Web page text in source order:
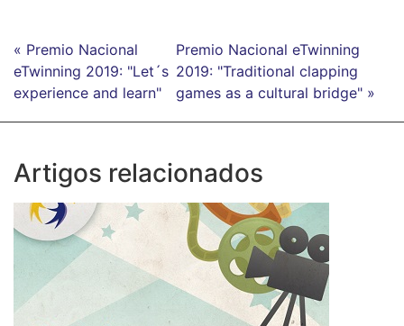
« Premio Nacional
eTwinning 2019: "Let´s
experience and learn"
Premio Nacional eTwinning
2019: "Traditional clapping
games as a cultural bridge" »
Artigos relacionados